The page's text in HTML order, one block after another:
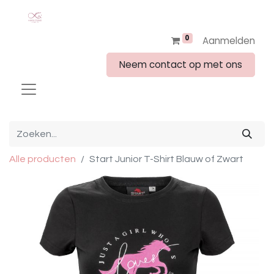
0
Aanmelden
Neem contact op met ons
Alle producten Start Junior T-Shirt Blauw of Zwart